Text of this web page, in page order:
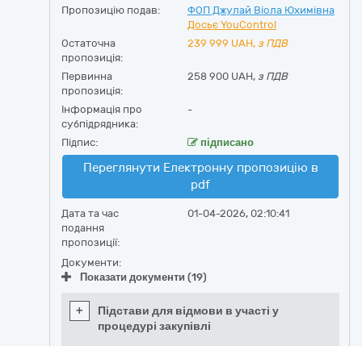
Пропозицію подав:
ФОП Джулай Віола Юхимівна
Досьє YouControl
Остаточна
пропозиція:
239 999 UAH, з ПДВ
Первинна
пропозиція:
258 900 UAH, з ПДВ
Інформація про
субпідрядника:
-
Підпис: підписано
Переглянути Електронну пропозицію в
pdf
Дата та час
подання
пропозиції:
01-04-2026, 02:10:41
Документи:
Показати документи (19)
+
Підстави для відмови в участі у
процедурі закупівлі